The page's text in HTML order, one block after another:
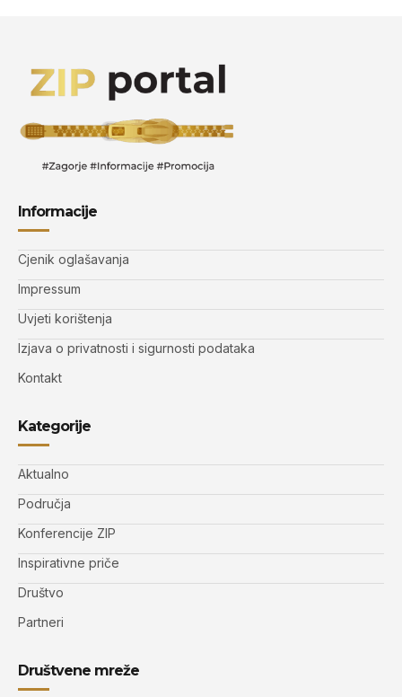
Informacije
Cjenik oglašavanja
Impressum
Uvjeti korištenja
Izjava o privatnosti i sigurnosti podataka
Kontakt
Kategorije
Aktualno
Područja
Konferencije ZIP
Inspirativne priče
Društvo
Partneri
Društvene mreže